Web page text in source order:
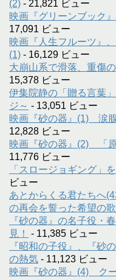
(2) - 21,821 ビュー
映画『グリーンブック
17,091 ビュー
映画『人生フルーツ』
(1) - 16,129 ビュー
大崩山系で滑落、重傷
15,378 ビュー
伊集院静の「贈る言葉
ジ～ - 13,051 ビュー
映画『砂の器』(1) 涙
12,828 ビュー
映画『砂の器』(2) 「
11,776 ビュー
「スロージョギング」
ビュー
あとからくる君たちへ
の再会を誓った希望の歌
『砂の器』の名子役・
見！
- 11,385 ビュー
『昭和の子役』、『砂
の熱気 - 11,123 ビュー
映画『砂の器』(4) ク